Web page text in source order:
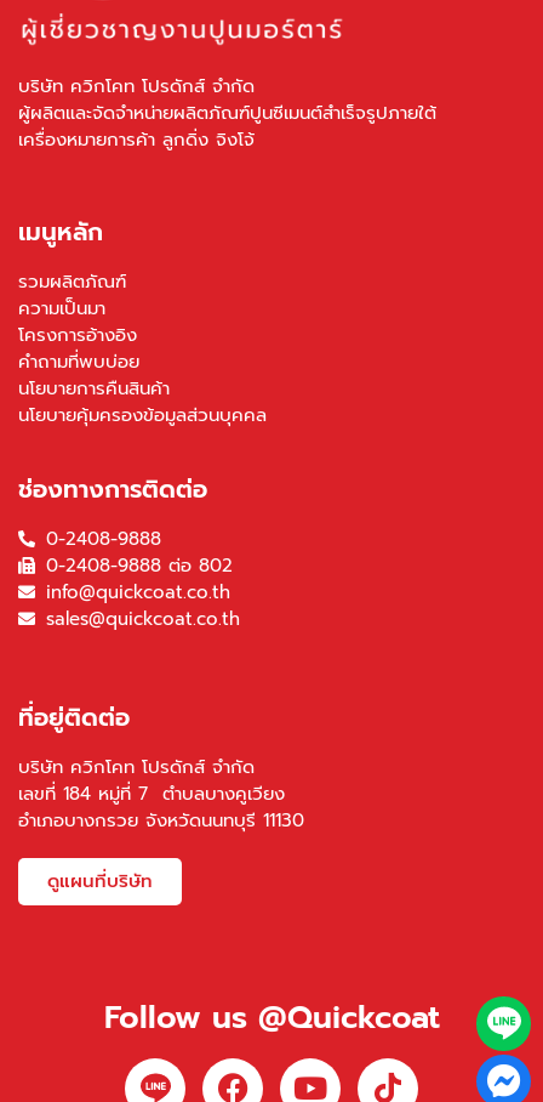
บริษัท ควิกโคท โปรดักส์ จำกัด
ผู้ผลิตและจัดจำหน่ายผลิตภัณฑ์ปูนซีเมนต์สำเร็จรูปภายใต้
เครื่องหมายการค้า ลูกดิ่ง จิงโจ้
เมนูหลัก
รวมผลิตภัณฑ์
ความเป็นมา
โครงการอ้างอิง
คำถามที่พบบ่อย
นโยบายการคืนสินค้า
นโยบายคุ้มครองข้อมูลส่วนบุคคล
ช่องทางการติดต่อ
0-2408-9888
0-2408-9888 ต่อ 802
info@quickcoat.co.th
sales@quickcoat.co.th
ที่อยู่ติดต่อ
บริษัท ควิกโคท โปรดักส์ จำกัด
เลขที่ 184 หมู่ที่ 7 ตำบลบางคูเวียง
อำเภอบางกรวย จังหวัดนนทบุรี 11130
ดูแผนที่บริษัท
Follow us @Quickcoat